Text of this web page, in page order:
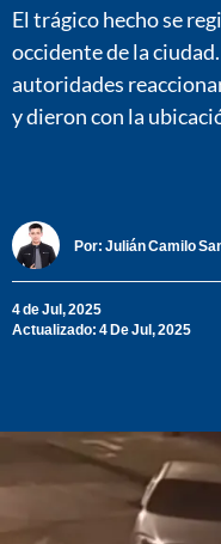
El trágico hecho se
occidente de la
autoridades
y dieron con la
Por: Julián Camilo
4 de Jul, 2025
Actualizado: 4 De Jul, 2025